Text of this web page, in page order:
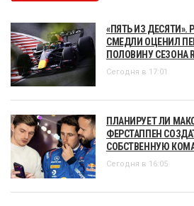
«ПЯТЬ ИЗ ДЕСЯТИ».
СМЕДЛИ ОЦЕНИЛ
ПОЛОВИНУ СЕЗОНА
Сегодня в 17:01
ПЛАНИРУЕТ ЛИ
ФЕРСТАППЕН
СОБСТВЕННУЮ
Сегодня в 16:05